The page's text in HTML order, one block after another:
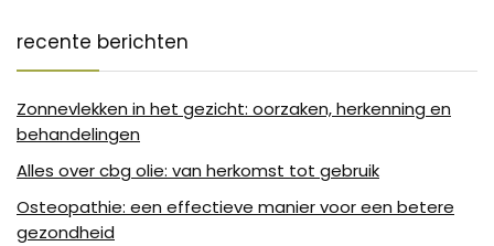
recente berichten
Zonnevlekken in het gezicht: oorzaken, herkenning en
behandelingen
Alles over cbg olie: van herkomst tot gebruik
Osteopathie: een effectieve manier voor een betere
gezondheid